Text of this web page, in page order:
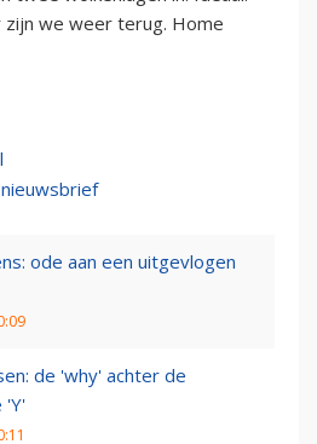
we weer terug. Home
ode aan een uitgevlogen
de 'why' achter de
'Y'